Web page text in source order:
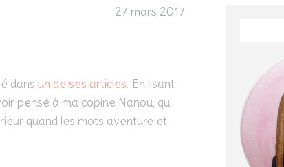
27 mars 2017
dans un de ses articles. En lisant
pensé à ma copine Nanou, qui
quand les mots aventure et